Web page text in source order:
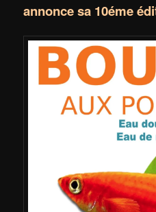
annonce sa 10éme